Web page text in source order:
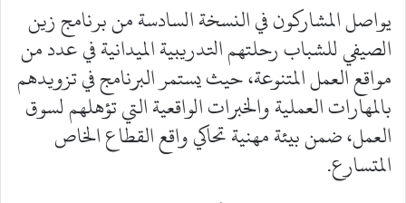
يواصل المشاركون في النسخة السادسة من برنامج زين
الصيفي للشباب رحلتهم التدريبية الميدانية في عدد من
مواقع العمل المتنوعة، حيث يستمر البرنامج في تزويدهم
بالمهارات العملية والخبرات الواقعية التي تؤهلهم لسوق
العمل، ضمن بيئة مهنية تحاكي واقع القطاع الخاص
المتسارع.